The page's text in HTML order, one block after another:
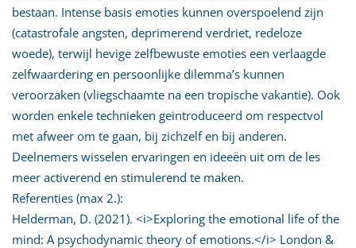
bestaan. Intense basis emoties kunnen overspoelend zijn
(catastrofale angsten, deprimerend verdriet, redeloze
woede), terwijl hevige zelfbewuste emoties een verlaagde
zelfwaardering en persoonlijke dilemma’s kunnen
veroorzaken (vliegschaamte na een tropische vakantie). Ook
worden enkele technieken geintroduceerd om respectvol
met afweer om te gaan, bij zichzelf en bij anderen.
Deelnemers wisselen ervaringen en ideeën uit om de les
meer activerend en stimulerend te maken.
Referenties (max 2.):
Helderman, D. (2021). <i>Exploring the emotional life of the
mind: A psychodynamic theory of emotions.</i> London &